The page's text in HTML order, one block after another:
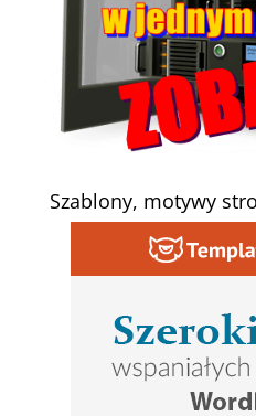
Szablony, motywy